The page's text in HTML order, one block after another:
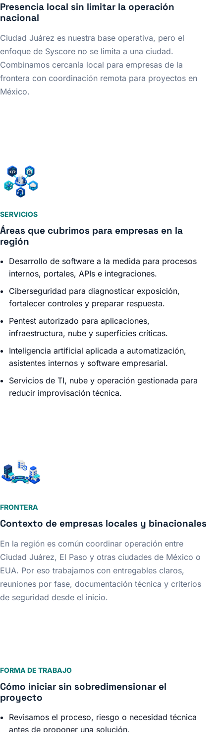
Presencia local sin limitar la operación
nacional
Ciudad Juárez es nuestra base operativa, pero el
enfoque de Syscore no se limita a una ciudad.
Combinamos cercanía local para empresas de la
frontera con coordinación remota para proyectos en
México.
SERVICIOS
Áreas que cubrimos para empresas en la
región
Desarrollo de software a la medida para procesos
internos, portales, APIs e integraciones.
Ciberseguridad para diagnosticar exposición,
fortalecer controles y preparar respuesta.
Pentest autorizado para aplicaciones,
infraestructura, nube y superficies críticas.
Inteligencia artificial aplicada a automatización,
asistentes internos y software empresarial.
Servicios de TI, nube y operación gestionada para
reducir improvisación técnica.
FRONTERA
Contexto de empresas locales y binacionales
En la región es común coordinar operación entre
Ciudad Juárez, El Paso y otras ciudades de México o
EUA. Por eso trabajamos con entregables claros,
reuniones por fase, documentación técnica y criterios
de seguridad desde el inicio.
FORMA DE TRABAJO
Cómo iniciar sin sobredimensionar el
proyecto
Revisamos el proceso, riesgo o necesidad técnica
antes de proponer una solución.